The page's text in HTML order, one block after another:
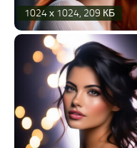
1024 х 1024, 209 КБ